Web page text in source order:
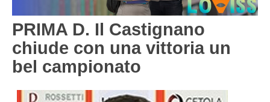
PRIMA D. Il Castignano
chiude con una vittoria un
bel campionato